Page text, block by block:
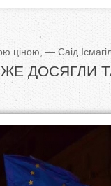
ціною, — Саід
ДОСЯГЛИ